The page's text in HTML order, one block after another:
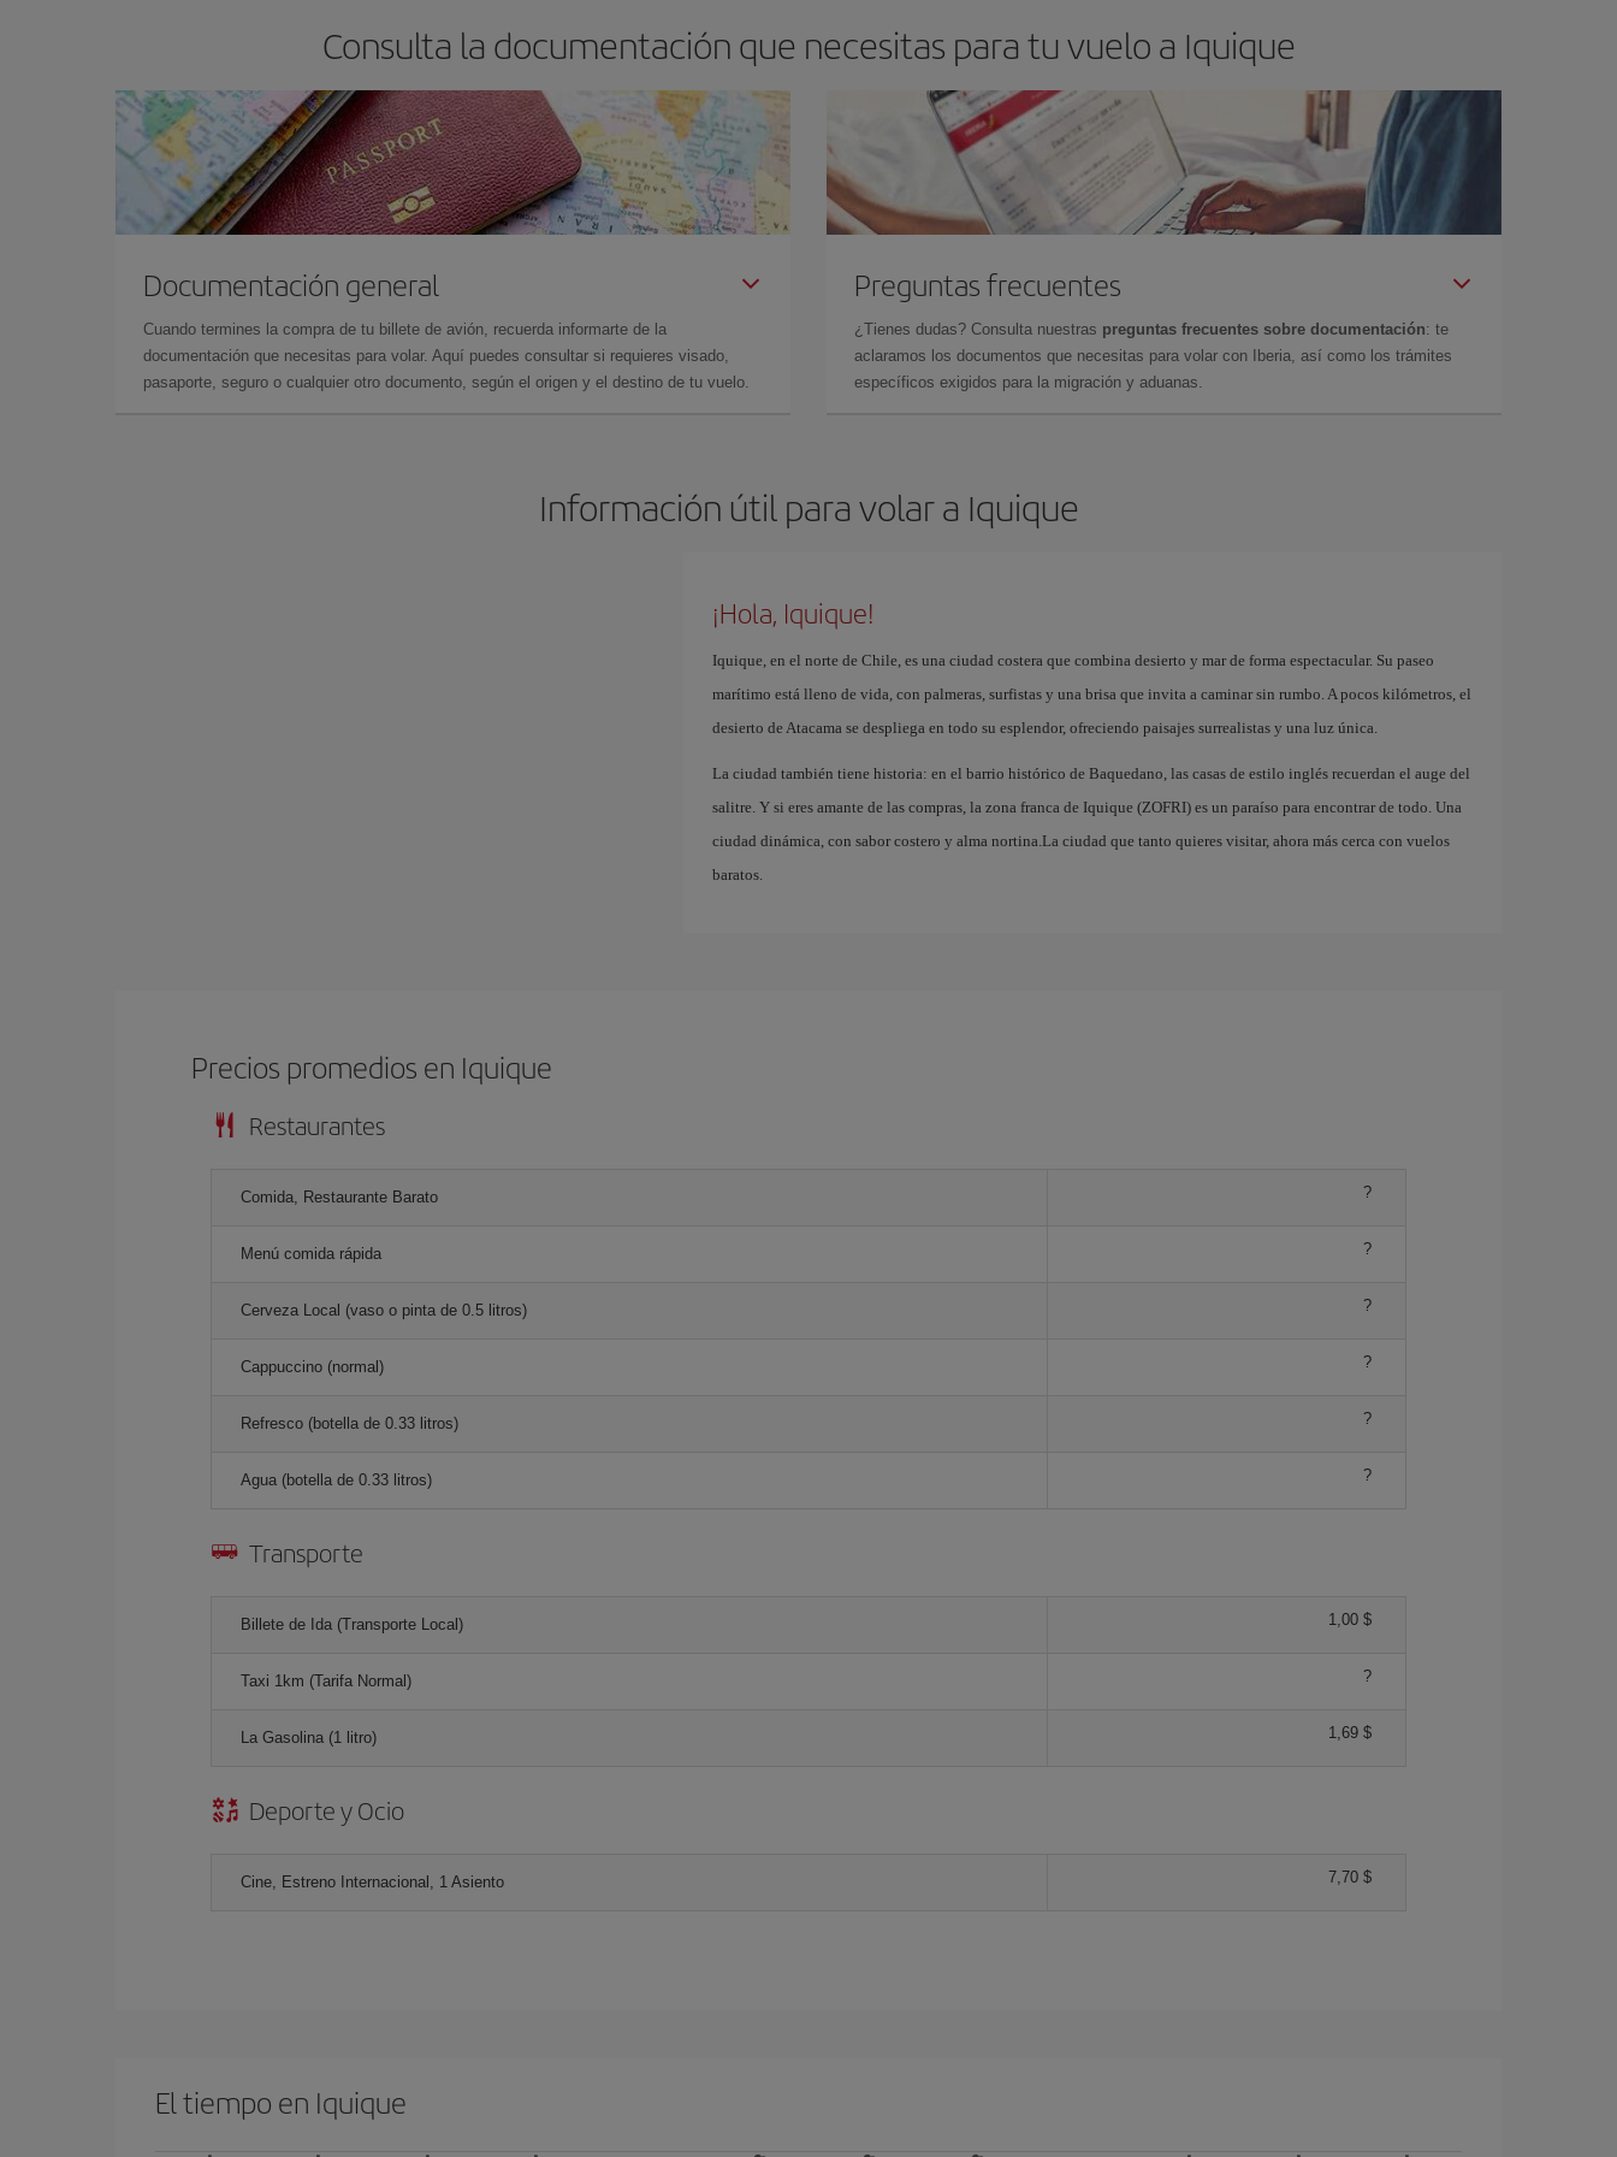
Consulta la documentación que necesitas para tu vuelo a Iquique
Documentación general
Cuando termines la compra de tu billete de avión, recuerda informarte de la
documentación que necesitas para volar. Aquí puedes consultar si requieres visado,
pasaporte, seguro o cualquier otro documento, según el origen y el destino de tu vuelo.
Preguntas frecuentes
¿Tienes dudas? Consulta nuestras preguntas frecuentes sobre documentación: te
aclaramos los documentos que necesitas para volar con Iberia, así como los trámites
específicos exigidos para la migración y aduanas.
Información útil para volar a Iquique
¡Hola, Iquique!
Iquique, en el norte de Chile, es una ciudad costera que combina desierto y mar de forma espectacular. Su paseo
marítimo está lleno de vida, con palmeras, surfistas y una brisa que invita a caminar sin rumbo. A pocos kilómetros, el
desierto de Atacama se despliega en todo su esplendor, ofreciendo paisajes surrealistas y una luz única.
La ciudad también tiene historia: en el barrio histórico de Baquedano, las casas de estilo inglés recuerdan el auge del
salitre. Y si eres amante de las compras, la zona franca de Iquique (ZOFRI) es un paraíso para encontrar de todo. Una
ciudad dinámica, con sabor costero y alma nortina.La ciudad que tanto quieres visitar, ahora más cerca con vuelos
baratos.
Precios promedios en Iquique
Restaurantes
Comida, Restaurante Barato ?
Menú comida rápida ?
Cerveza Local (vaso o pinta de 0.5 litros) ?
Cappuccino (normal) ?
Refresco (botella de 0.33 litros) ?
Agua (botella de 0.33 litros) ?
Transporte
Billete de Ida (Transporte Local) 1,00 $
Taxi 1km (Tarifa Normal) ?
La Gasolina (1 litro) 1,69 $
Deporte y Ocio
Cine, Estreno Internacional, 1 Asiento 7,70 $
El tiempo en Iquique